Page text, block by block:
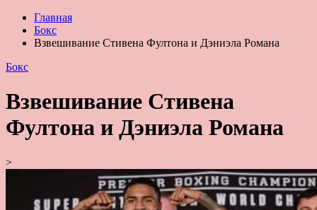
Главная
Бокс
Взвешивание Стивена Фултона и Дэниэла Романа
Бокс
Взвешивание Стивена
Фултона и Дэниэла Романа
>